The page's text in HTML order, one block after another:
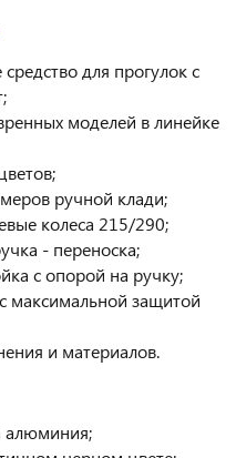
для прогулок с
моделей в линейке
ручной клади;
колеса 215/290;
- переноска;
с опорой на ручку;
максимальной защитой
и материалов.
алюминия;